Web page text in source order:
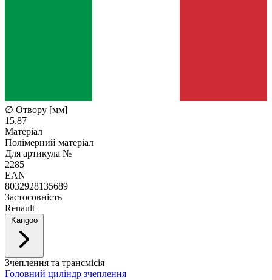
∅ Отвору [мм]
15.87
Матеріал
Полімерний матеріал
Для артикула №
2285
EAN
8032928135689
Застосовність
Renault
Зчеплення та трансмісія
Головний циліндр зчеплення